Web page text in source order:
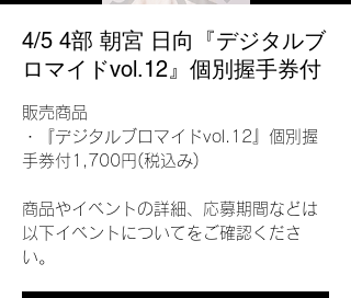
4/5 4部 朝宮 日向『デジタルブ
ロマイドvol.12』個別握手券付
販売商品
・『デジタルブロマイドvol.12』個別握
手券付1,700円(税込み)
商品やイベントの詳細、応募期間などは
以下イベントについてをご確認くださ
い。